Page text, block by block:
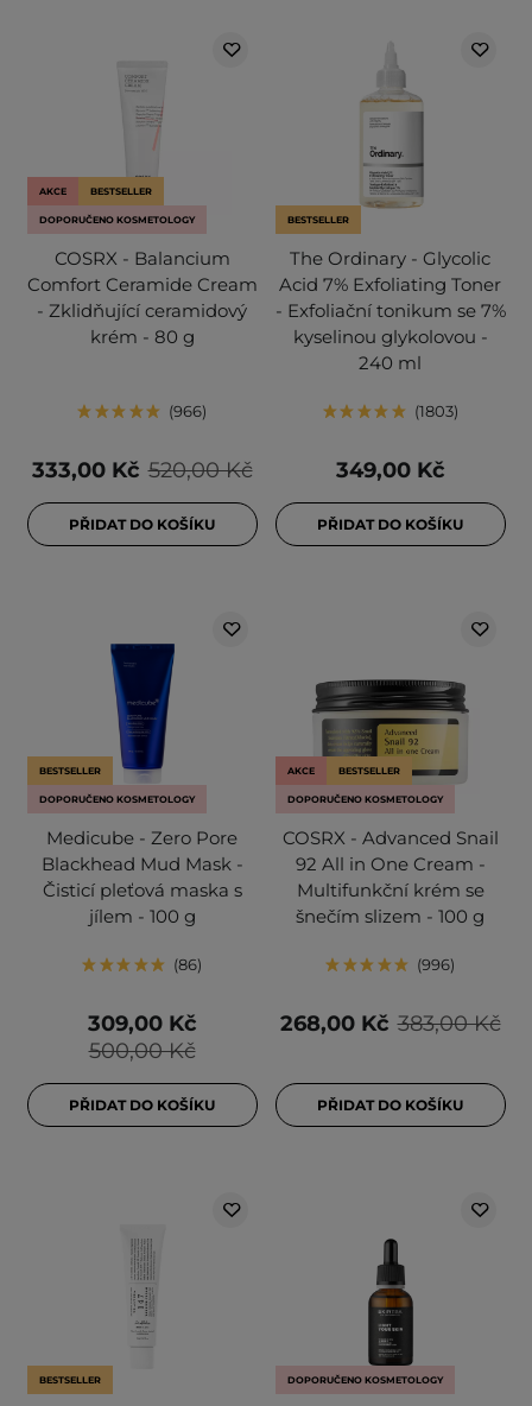
AKCE BESTSELLER
DOPORUČENO KOSMETOLOGY
COSRX - Balancium
Comfort Ceramide Cream
- Zklidňující ceramidový
krém - 80 g
966
520,00 Kč
333,00 Kč
PŘIDAT DO KOŠÍKU
BESTSELLER
The Ordinary - Glycolic
Acid 7% Exfoliating Toner
- Exfoliační tonikum se 7%
kyselinou glykolovou -
240 ml
1803
349,00 Kč
PŘIDAT DO KOŠÍKU
BESTSELLER
DOPORUČENO KOSMETOLOGY
Medicube - Zero Pore
Blackhead Mud Mask -
Čisticí pleťová maska s
jílem - 100 g
86
500,00 Kč
309,00 Kč
PŘIDAT DO KOŠÍKU
AKCE BESTSELLER
DOPORUČENO KOSMETOLOGY
COSRX - Advanced Snail
92 All in One Cream -
Multifunkční krém se
šnečím slizem - 100 g
996
383,00 Kč
268,00 Kč
PŘIDAT DO KOŠÍKU
BESTSELLER DOPORUČENO KOSMETOLOGY